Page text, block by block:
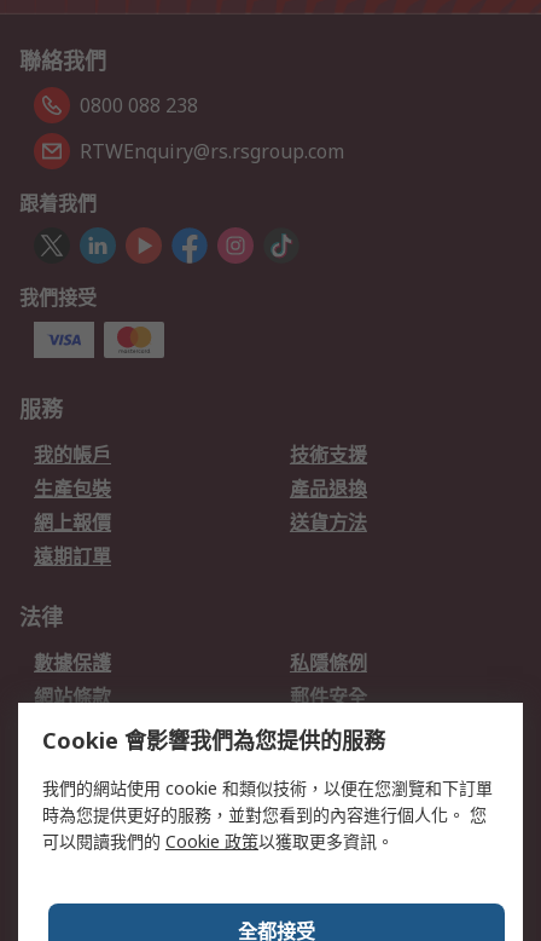
聯絡我們
0800 088 238
RTWEnquiry@rs.rsgroup.com
跟着我們
我們接受
服務
我的帳戶
技術支援
生產包裝
產品退換
網上報價
送貨方法
遠期訂單
法律
數據保護
私隱條例
網站條款
郵件安全
销售条款和条件
關於RS
RS的歷史
關於RS
加入我們
新聞中心
Cookie 會影響我們為您提供的服務
我們的網站使用 cookie 和類似技術，以便在您瀏覽和下訂單
時為您提供更好的服務，並對您看到的內容進行個人化。 您
可以閱讀我們的 Cookie 政策以獲取更多資訊。
全都接受